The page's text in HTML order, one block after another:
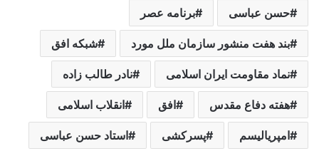
حسن عباسی برنامه عصر
بند هفت منشور سازمان ملل مورد شبکه افق
نماد مقاومت ایران اسلامی نادر طالب زاده
هفته دفاع مقدس افق انقلاب اسلامی
امپریالیسم پسرکشی استاد حسن عباسی